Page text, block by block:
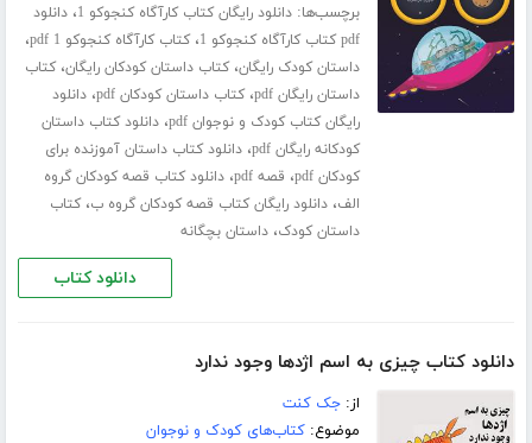
برچسب‌ها:دانلود رایگان کتاب کارآگاه کنجوکو 1 ،دانلود
pdf کتاب کارآگاه کنجوکو 1
،کتاب کارآگاه کنجوکو 1 pdf ،
داستان کودک رایگان،کتاب داستان کودکان رایگان،کتاب
داستان رایگان pdf
،کتاب داستان کودکان pdf ،دانلود
رایگان کتاب کودک و نوجوان pdf
،دانلود کتاب داستان
کودکانه رایگان pdf
،دانلود کتاب داستان آموزنده برای
کودکان pdf
، قصه pdf ،دانلود کتاب قصه کودکان گروه
الف،دانلود رایگان کتاب قصه کودکان گروه ب،کتاب
داستان کودک،داستان بچگانه
دانلود کتاب
دانلود کتاب چیزی به اسم اژدها وجود ندارد
از:جک کنت
موضوع:کتاب‌های کودک و نوجوان